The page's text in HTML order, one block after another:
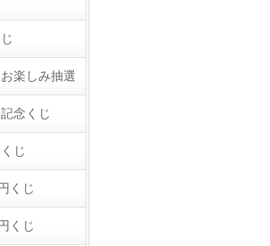
楽しみ抽選
念くじ
じ
くじ
くじ